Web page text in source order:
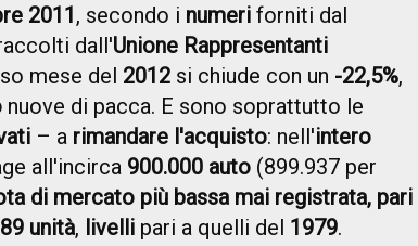
2011, secondo i numeri forniti dal
dall'Unione Rappresentanti
mese del 2012 si chiude con un -22,5%,
nuove di pacca. E sono soprattutto le
– a rimandare l'acquisto: nell'intero
all'incirca 900.000 auto (899.937 per
di mercato più bassa mai registrata, pari
unità, livelli pari a quelli del 1979.